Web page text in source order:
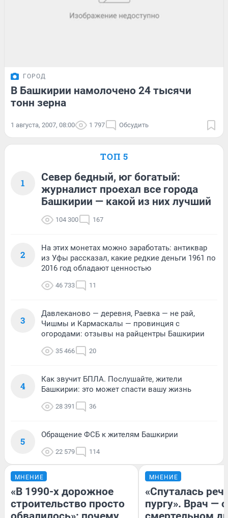
ГОРОД
В Башкирии намолочено 24 тысячи
тонн зерна
1 августа, 2007, 08:00 1 797 Обсудить
ТОП 5
1
Север бедный, юг богатый:
журналист проехал все города
Башкирии — какой из них лучший
104 300 167
2
На этих монетах можно заработать: антиквар
из Уфы рассказал, какие редкие деньги 1961 по
2016 год обладают ценностью
46 733 11
3
Давлеканово — деревня, Раевка — не рай,
Чишмы и Кармаскалы — провинция с
огородами: отзывы на райцентры Башкирии
35 466 20
4
Как звучит БПЛА. Послушайте, жители
Башкирии: это может спасти вашу жизнь
28 391 36
5
Обращение ФСБ к жителям Башкирии
22 579 114
МНЕНИЕ
«В 1990-х дорожное
строительство просто
МНЕНИЕ
«Спуталась
пургу». Врач — о